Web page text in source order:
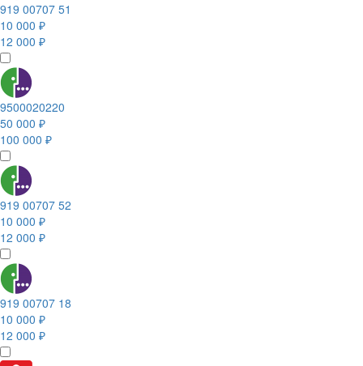
919 00707 51
10 000 ₽
12 000 ₽
9500020220
50 000 ₽
100 000 ₽
919 00707 52
10 000 ₽
12 000 ₽
919 00707 18
10 000 ₽
12 000 ₽